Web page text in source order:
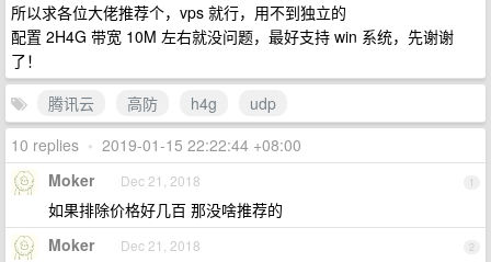
所以求各位大佬推荐个，vps 就行，用不到独立的
配置 2H4G 带宽 10M 左右就没问题，最好支持 win 系统，先谢谢
了！
腾讯云
高防 h4g
udp
10 replies • 2019-01-15 22:22:44 +08:00
1
Moker Dec 21, 2018
如果排除价格好几百 那没啥推荐的
2
Moker Dec 21, 2018